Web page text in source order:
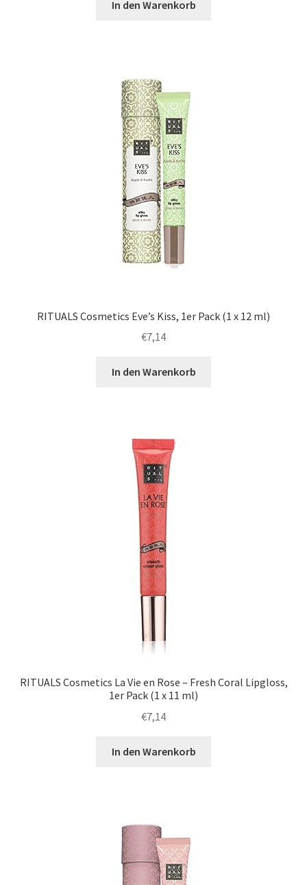
In den Warenkorb
RITUALS Cosmetics Eve’s Kiss, 1er Pack (1 x 12 ml)
€7,14
In den Warenkorb
RITUALS Cosmetics La Vie en Rose – Fresh Coral Lipgloss,
1er Pack (1 x 11 ml)
€7,14
In den Warenkorb